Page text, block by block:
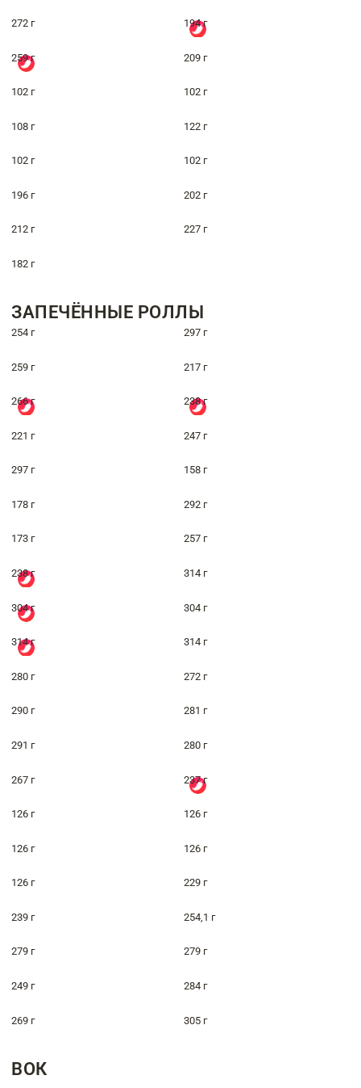
272 г 194 г
259 г 209 г
102 г 102 г
108 г 122 г
102 г 102 г
196 г 202 г
212 г 227 г
182 г
ЗАПЕЧЁННЫЕ РОЛЛЫ
254 г 297 г
259 г 217 г
266 г 238 г
221 г 247 г
297 г 158 г
178 г 292 г
173 г 257 г
238 г 314 г
304 г 304 г
314 г 314 г
280 г 272 г
290 г 281 г
291 г 280 г
267 г 237 г
126 г 126 г
126 г 126 г
126 г 229 г
239 г 254,1 г
279 г 279 г
249 г 284 г
269 г 305 г
ВОК